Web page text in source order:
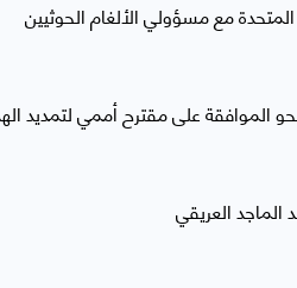
مع مسؤولي الألغام الحوثيين
الموافقة على مقترح أممي لتمديد
العريقي